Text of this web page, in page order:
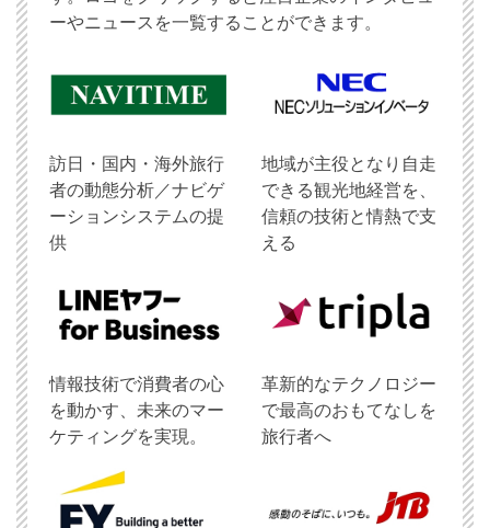
ーやニュースを一覧することができます。
訪日・国内・海外旅行
者の動態分析／ナビゲ
ーションシステムの提
供
地域が主役となり自走
できる観光地経営を、
信頼の技術と情熱で支
える
情報技術で消費者の心
を動かす、未来のマー
ケティングを実現。
革新的なテクノロジー
で最高のおもてなしを
旅行者へ